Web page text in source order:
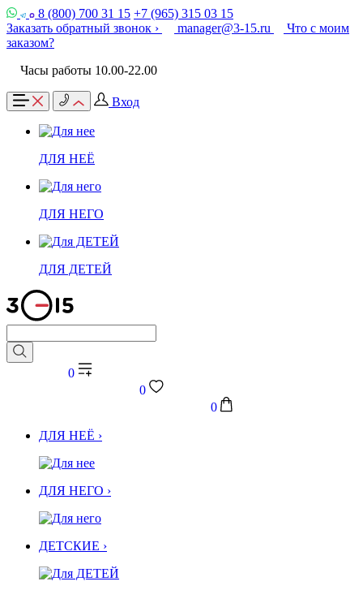
8 (800) 700 31 15 +7 (965) 315 03 15
Заказать обратный звонок ›
manager@3-15.ru
Что с моим
заказом?
Часы работы 10.00-22.00
Вход
ДЛЯ НЕЁ
ДЛЯ НЕГО
ДЛЯ ДЕТЕЙ
0
0
0
ДЛЯ НЕЁ ›
ДЛЯ НЕГО ›
ДЕТСКИЕ ›